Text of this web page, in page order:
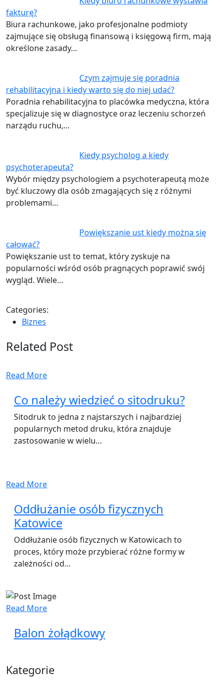
fakturę?
Biura rachunkowe, jako profesjonalne podmioty
zajmujące się obsługą finansową i księgową firm, mają
określone zasady…
Czym zajmuje się poradnia
rehabilitacyjna i kiedy warto się do niej udać?
Poradnia rehabilitacyjna to placówka medyczna, która
specjalizuje się w diagnostyce oraz leczeniu schorzeń
narządu ruchu,…
Kiedy psycholog a kiedy
psychoterapeuta?
Wybór między psychologiem a psychoterapeutą może
być kluczowy dla osób zmagających się z różnymi
problemami…
Powiększanie ust kiedy można się
całować?
Powiększanie ust to temat, który zyskuje na
popularności wśród osób pragnących poprawić swój
wygląd. Wiele…
Categories:
Biznes
Related Post
Read More
Co należy wiedzieć o sitodruku?
Sitodruk to jedna z najstarszych i najbardziej
popularnych metod druku, która znajduje
zastosowanie w wielu…
Read More
Oddłużanie osób fizycznych
Katowice
Oddłużanie osób fizycznych w Katowicach to
proces, który może przybierać różne formy w
zależności od…
Read More
Balon żołądkowy
Kategorie